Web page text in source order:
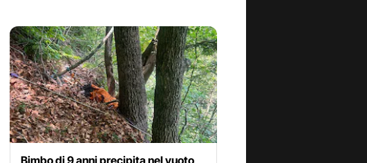
Bimbo di 9 anni precipita nel vuoto